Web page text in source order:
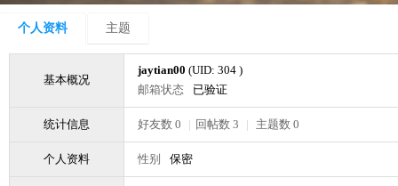
个人资料 主题
基本概况
jaytian00 (UID: 304 )
邮箱状态
已验证
统计信息 好友数 0 | 回帖数 3 | 主题数 0
个人资料 性别 保密